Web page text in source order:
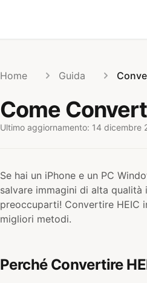
Home Guida
Come
Ultimo aggiornamento: 14 dicembre
Se hai un iPhone e un PC
salvare immagini di alta
preoccuparti! Convertire HEIC
migliori metodi.
Perché Convertire